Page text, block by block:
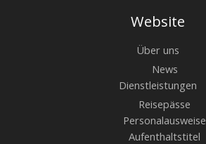
Website
Über uns
News
Dienstleistungen
Reisepässe
Personalausweise
Aufenthaltstitel